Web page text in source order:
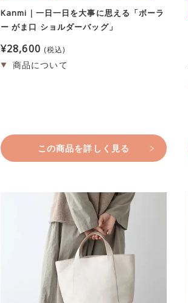
Kanmi｜一日一日を大事に思える「ボーラ
ー がま口 ショルダーバッグ」
¥28,600 税込
この商品を詳しく見る